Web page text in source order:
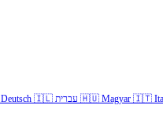
Deutsch 🇮🇱 עברית 🇭🇺 Magyar 🇮🇹